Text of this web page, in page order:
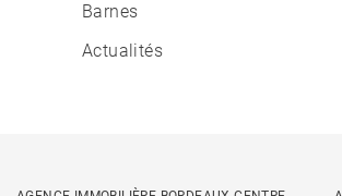
Barnes
Actualités